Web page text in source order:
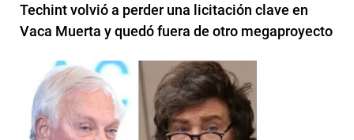
Techint volvió a perder una licitación clave en
Vaca Muerta y quedó fuera de otro megaproyecto